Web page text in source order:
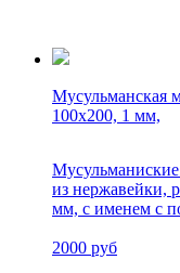
Мусульманская
100х200, 1 мм,
из нержавейки,
мм, с именем с
2000 руб